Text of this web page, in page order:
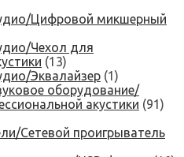
Цифровой микшерный
Чехол для
(13)
Эквалайзер (1)
оборудование/
акустики (91)
Сетевой проигрыватель